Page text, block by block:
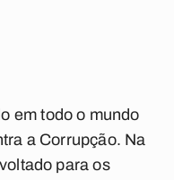
em todo o mundo
a Corrupção. Na
para os